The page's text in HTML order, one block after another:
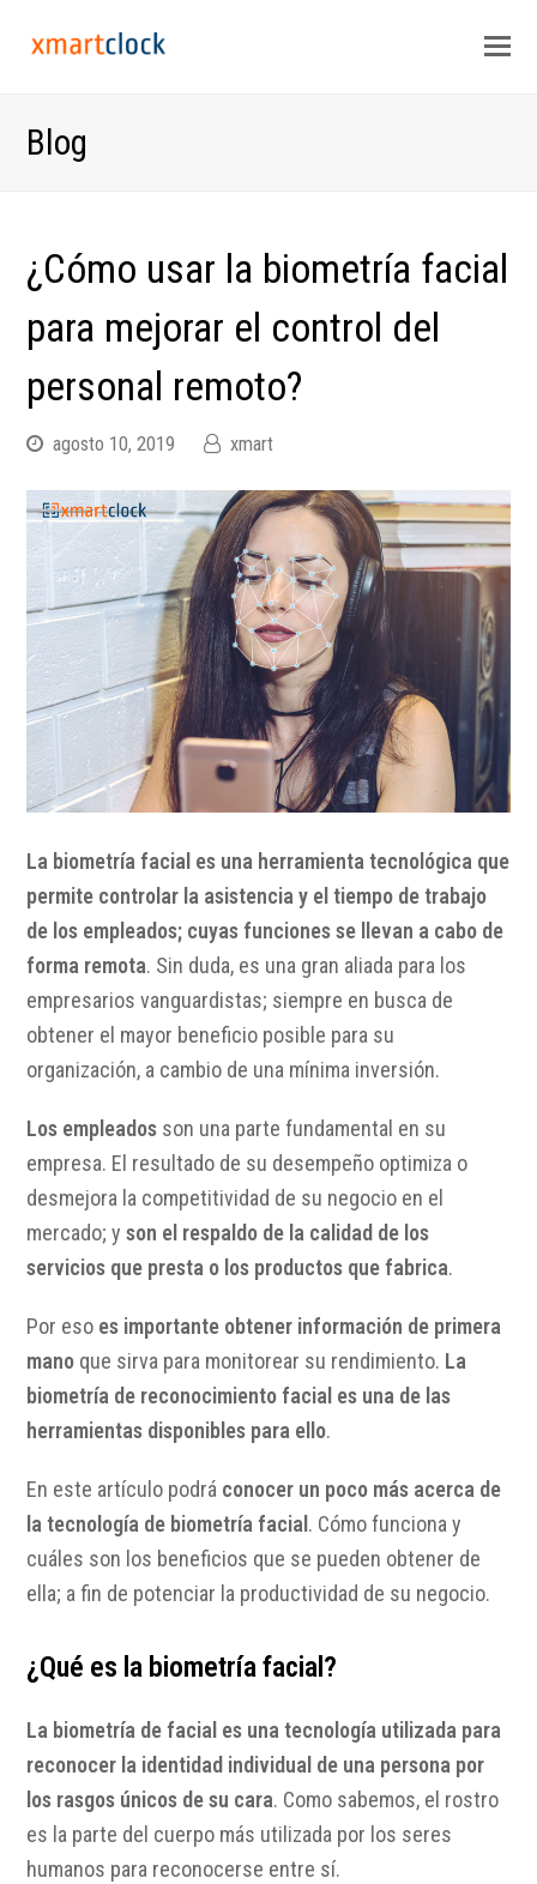
Blog
¿Cómo usar la biometría facial
para mejorar el control del
personal remoto?
agosto 10, 2019 xmart
La biometría facial es una herramienta tecnológica que
permite controlar la asistencia y el tiempo de trabajo
de los empleados; cuyas funciones se llevan a cabo de
forma remota. Sin duda, es una gran aliada para los
empresarios vanguardistas; siempre en busca de
obtener el mayor beneficio posible para su
organización, a cambio de una mínima inversión.
Los empleados son una parte fundamental en su
empresa. El resultado de su desempeño optimiza o
desmejora la competitividad de su negocio en el
mercado; yson el respaldo de la calidad de los
servicios que presta o los productos que fabrica.
Por eso es importante obtener información de primera
mano que sirva para monitorear su rendimiento. La
biometría de reconocimiento facial es una de las
herramientas disponibles para ello.
En este artículo podrá conocer un poco más acerca de
la tecnología de biometría facial . Cómo funciona y
cuáles son los beneficios que se pueden obtener de
ella; a fin de potenciar la productividad de su negocio.
¿Qué es la biometría facial?
La biometría de facial es una tecnología utilizada para
reconocer la identidad individual de una persona por
los rasgos únicos de su cara. Como sabemos, el rostro
es la parte del cuerpo más utilizada por los seres
humanos para reconocerse entre sí.